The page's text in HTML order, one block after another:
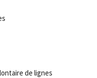
de lignes